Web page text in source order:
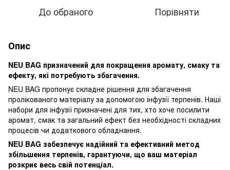
До обраного Порівняти
Опис
NEU BAG призначений для покращення аромату, смаку та
ефекту, які потребують збагачення.
NEU BAG пропонує складне рішення для збагачення
пролікованого матеріалу за допомогою інфузії терпенів. Наші
набори для інфузії призначені для тих, хто хоче посилити
аромат, смак та загальний ефект без необхідності складних
процесів чи додаткового обладнання.
NEU BAG забезпечує надійний та ефективний метод
збільшення терпенів, гарантуючи, що ваш матеріал
розкриє весь свій потенціал.